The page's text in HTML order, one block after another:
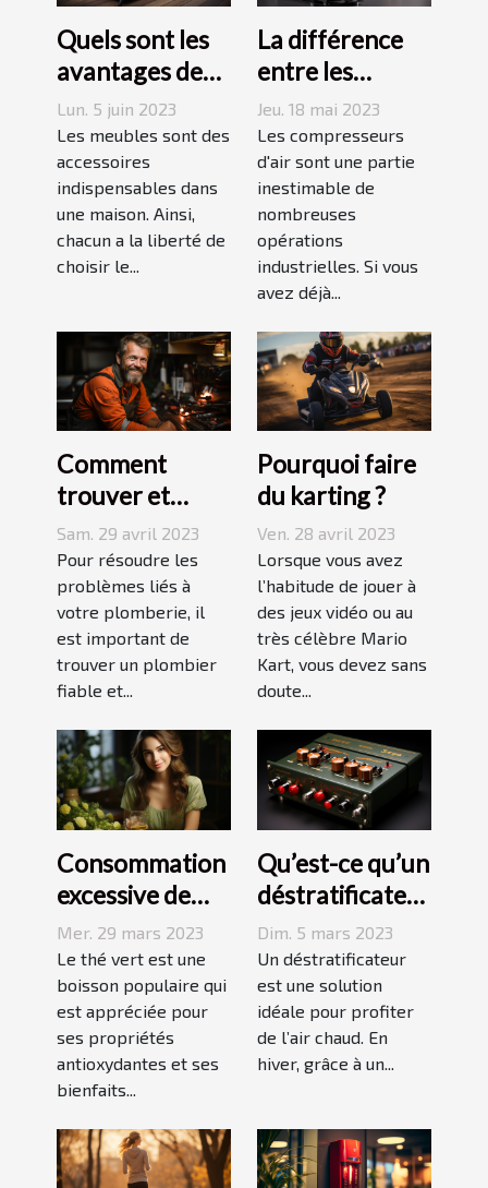
Quels sont les
avantages des
tables basses
industrielles ?
Lun. 5 juin 2023
Les meubles sont des
accessoires
indispensables dans
une maison. Ainsi,
chacun a la liberté de
choisir le...
La différence
entre les
compresseurs à
piston et à vis
Jeu. 18 mai 2023
Les compresseurs
d'air sont une partie
inestimable de
nombreuses
opérations
industrielles. Si vous
avez déjà...
Comment
trouver et
choisir un bon
plombier à Evry
?
Sam. 29 avril 2023
Pour résoudre les
problèmes liés à
votre plomberie, il
est important de
trouver un plombier
fiable et...
Pourquoi faire
du karting ?
Ven. 28 avril 2023
Lorsque vous avez
l’habitude de jouer à
des jeux vidéo ou au
très célèbre Mario
Kart, vous devez sans
doute...
Consommation
excessive de
thé vert : quels
sont les
dangers pour la
peau ?
Mer. 29 mars 2023
Le thé vert est une
boisson populaire qui
est appréciée pour
ses propriétés
antioxydantes et ses
bienfaits...
Qu’est-ce qu’un
déstratificateur
?
Dim. 5 mars 2023
Un déstratificateur
est une solution
idéale pour profiter
de l’air chaud. En
hiver, grâce à un...